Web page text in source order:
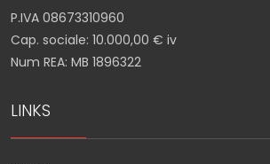
P.IVA 08673310960
Cap. sociale: 10.000,00 € iv
Num REA: MB 1896322
LINKS